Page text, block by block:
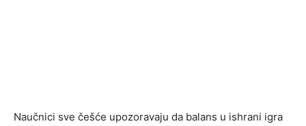
Naučnici sve češće upozoravaju da balans u ishrani igra